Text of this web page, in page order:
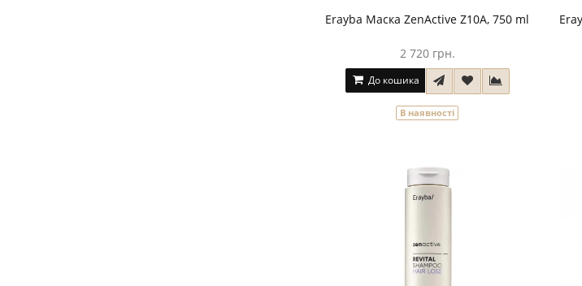
Erayba Маска ZenActive Z10A, 750 ml
2 720 грн.
До кошика
В наявності